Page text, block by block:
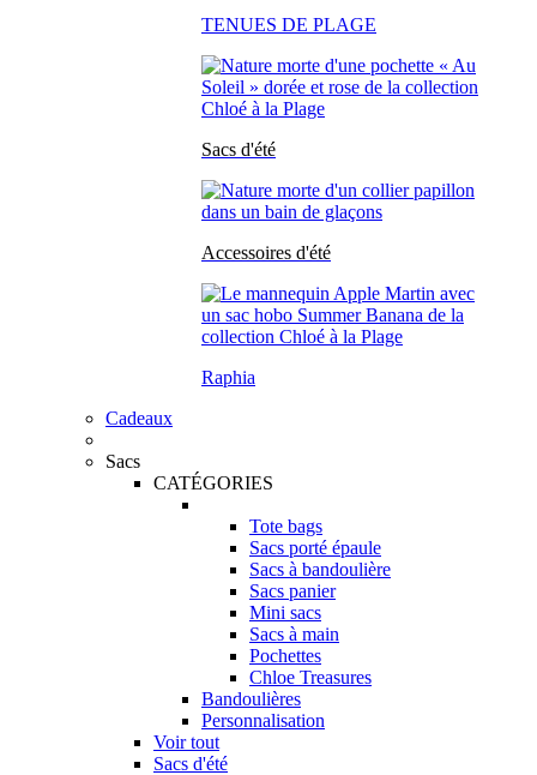
TENUES DE PLAGE
Sacs d'été
Accessoires d'été
Raphia
Cadeaux
Sacs
CATÉGORIES
Tote bags
Sacs porté épaule
Sacs à bandoulière
Sacs panier
Mini sacs
Sacs à main
Pochettes
Chloe Treasures
Bandoulières
Personnalisation
Voir tout
Sacs d'été